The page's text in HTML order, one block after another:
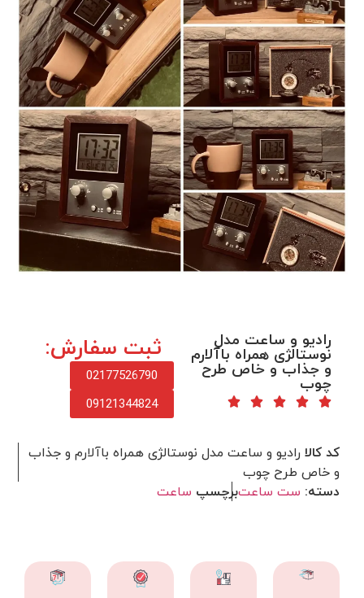
رادیو و ساعت مدل
نوستالژی همراه باآلارم
و جذاب و خاص طرح
چوب
ثبت سفارش:
02177526790
09121344824
کد کالا رادیو و ساعت مدل نوستالژی همراه باآلارم و جذاب
و خاص طرح چوب
دسته: ست ساعتبرچسپ ساعت